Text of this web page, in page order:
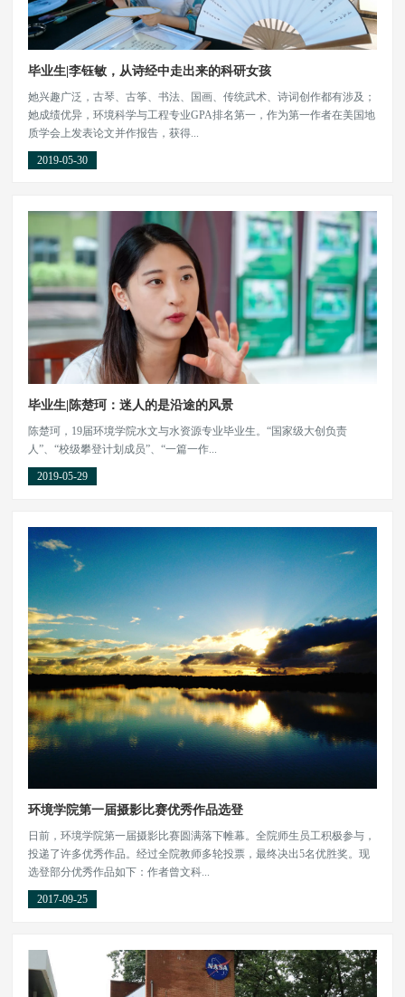
毕业生|李钰敏，从诗经中走出来的科研女孩
她兴趣广泛，古琴、古筝、书法、国画、传统武术、诗词创作都有涉及；
她成绩优异，环境科学与工程专业GPA排名第一，作为第一作者在美国地
质学会上发表论文并作报告，获得...
2019-05-30
毕业生|陈楚珂：迷人的是沿途的风景
陈楚珂，19届环境学院水文与水资源专业毕业生。“国家级大创负责
人”、“校级攀登计划成员”、“一篇一作...
2019-05-29
环境学院第一届摄影比赛优秀作品选登
日前，环境学院第一届摄影比赛圆满落下帷幕。全院师生员工积极参与，
投递了许多优秀作品。经过全院教师多轮投票，最终决出5名优胜奖。现
选登部分优秀作品如下：作者曾文科...
2017-09-25